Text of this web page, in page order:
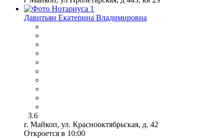
Давитьян Екатерина Владимировна
3.6
г. Майкоп, ул. Краснооктябрьская, д. 42
Откроется в 10:00